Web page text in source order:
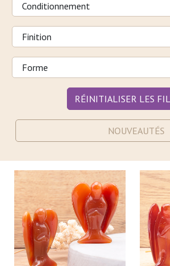
RÉINITIALISER LES
NOUVEAUTÉS